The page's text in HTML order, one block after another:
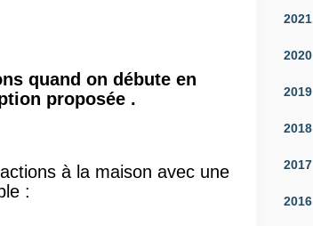
quand on débute en
proposée .
à la maison avec une
:
2021
2020
2019
2018
2017
2016